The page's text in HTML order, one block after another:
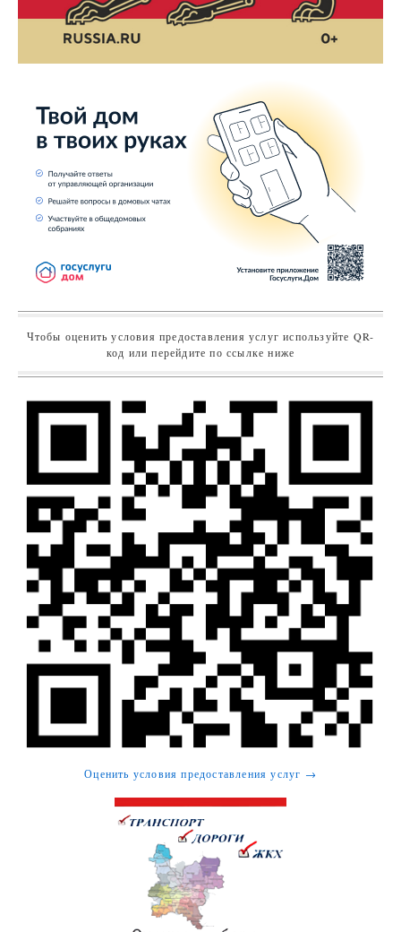
Чтобы оценить условия предоставления услуг используйте QR-
код или перейдите по ссылке ниже
Оценить условия предоставления услуг →